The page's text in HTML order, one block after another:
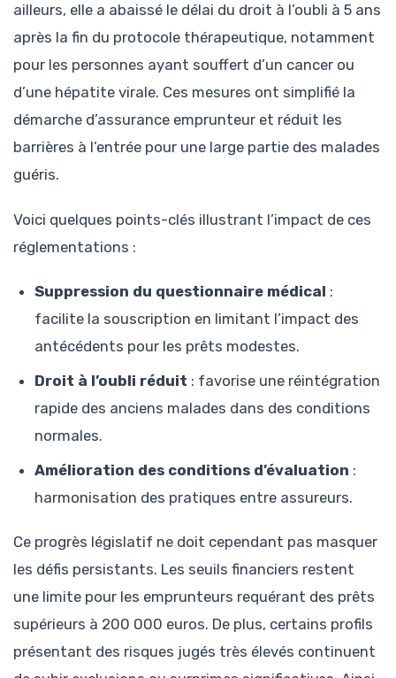
ailleurs, elle a abaissé le délai du droit à l’oubli à 5 ans
après la fin du protocole thérapeutique, notamment
pour les personnes ayant souffert d’un cancer ou
d’une hépatite virale. Ces mesures ont simplifié la
démarche d’assurance emprunteur et réduit les
barrières à l’entrée pour une large partie des malades
guéris.
Voici quelques points-clés illustrant l’impact de ces
réglementations :
Suppression du questionnaire médical :
facilite la souscription en limitant l’impact des
antécédents pour les prêts modestes.
Droit à l’oubli réduit : favorise une réintégration
rapide des anciens malades dans des conditions
normales.
Amélioration des conditions d’évaluation :
harmonisation des pratiques entre assureurs.
Ce progrès législatif ne doit cependant pas masquer
les défis persistants. Les seuils financiers restent
une limite pour les emprunteurs requérant des prêts
supérieurs à 200 000 euros. De plus, certains profils
présentant des risques jugés très élevés continuent